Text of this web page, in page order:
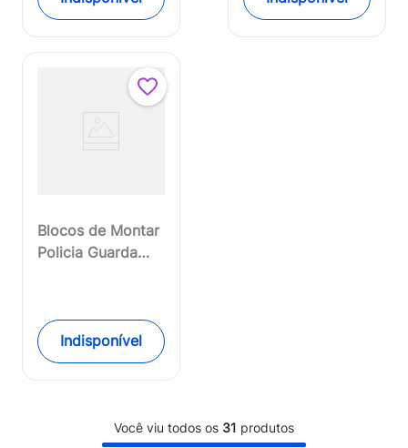
[Reembalado]
Blocos de Montar
Policia Guarda
Anos Material
Plástico Colorido
Multikids - BR833
Indisponível
Você viu todos os 31 produtos